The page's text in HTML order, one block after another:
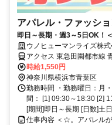
アパレル・ファッシ
即日～長期・週3～5日OK！
ト商品が揃うショップ◇アパ
ウノヒューマンライズ株式
アクセス 東急田園都市線
が丘（神奈川県）南口徒
東急田園都市線『青葉台駅
時給1,550円
神奈川県横浜市青葉区
勤務時間 ・勤務曜日：月
間： [1] 09:30～18:30 [2]
[期間]即日～長期 [日数]土
仕事内容 ＜☆。アパレル